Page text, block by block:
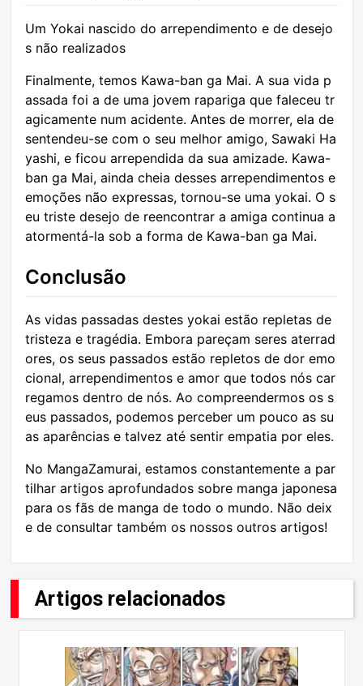
Um Yokai nascido do arrependimento e de desejo
s não realizados
Finalmente, temos Kawa-ban ga Mai. A sua vida p
assada foi a de uma jovem rapariga que faleceu tr
agicamente num acidente. Antes de morrer, ela de
sentendeu-se com o seu melhor amigo, Sawaki Ha
yashi, e ficou arrependida da sua amizade. Kawa-
ban ga Mai, ainda cheia desses arrependimentos e
emoções não expressas, tornou-se uma yokai. O s
eu triste desejo de reencontrar a amiga continua a
atormentá-la sob a forma de Kawa-ban ga Mai.
Conclusão
As vidas passadas destes yokai estão repletas de
tristeza e tragédia. Embora pareçam seres aterrad
ores, os seus passados estão repletos de dor emo
cional, arrependimentos e amor que todos nós car
regamos dentro de nós. Ao compreendermos os s
eus passados, podemos perceber um pouco as su
as aparências e talvez até sentir empatia por eles.
No MangaZamurai, estamos constantemente a par
tilhar artigos aprofundados sobre manga japonesa
para os fãs de manga de todo o mundo. Não deix
e de consultar também os nossos outros artigos!
Artigos relacionados